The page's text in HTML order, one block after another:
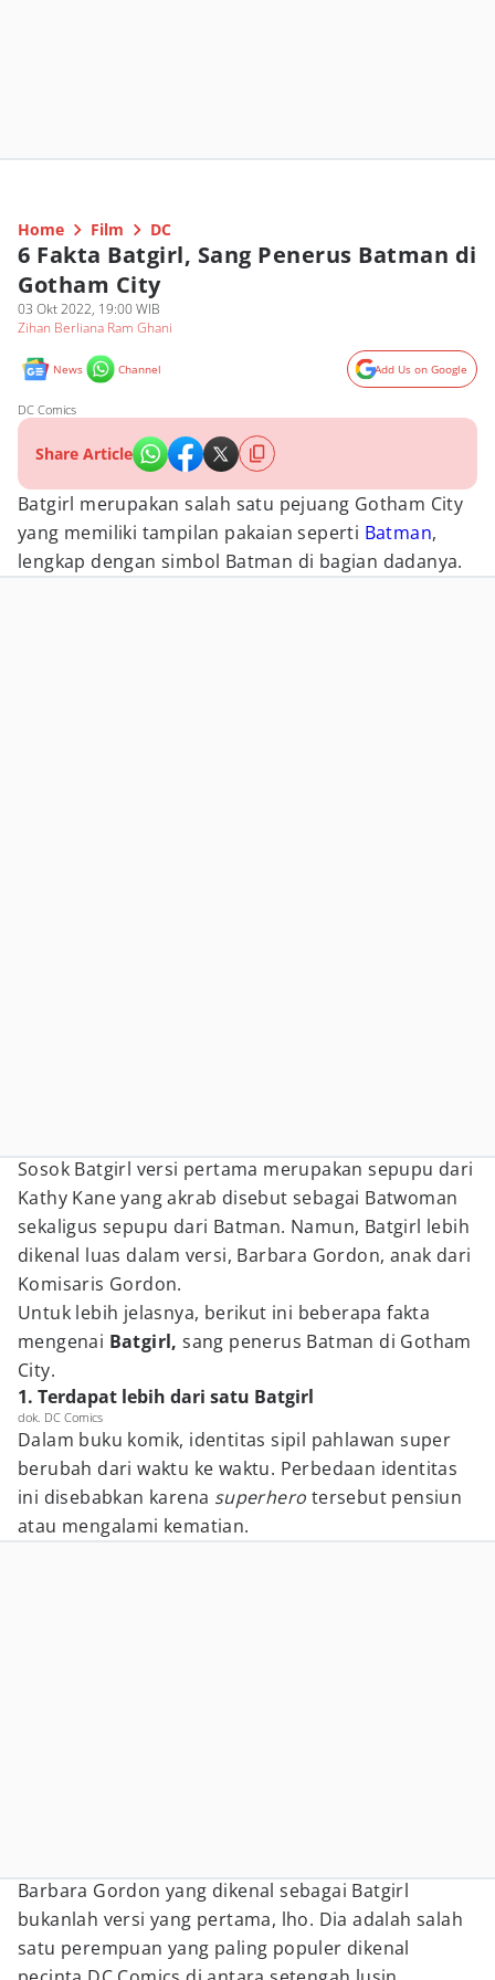
Home Film DC
6 Fakta Batgirl, Sang Penerus Batman di
Gotham City
03 Okt 2022, 19:00 WIB
Zihan Berliana Ram Ghani
News Channel Add Us on Google
DC Comics
Share Article
Batgirl merupakan salah satu pejuang Gotham City
yang memiliki tampilan pakaian seperti Batman,
lengkap dengan simbol Batman di bagian dadanya.
Sosok Batgirl versi pertama merupakan sepupu dari
Kathy Kane yang akrab disebut sebagai Batwoman
sekaligus sepupu dari Batman. Namun, Batgirl lebih
dikenal luas dalam versi, Barbara Gordon, anak dari
Komisaris Gordon.
Untuk lebih jelasnya, berikut ini beberapa fakta
mengenai Batgirl,sang penerus Batman di Gotham
City.
1. Terdapat lebih dari satu Batgirl
dok. DC Comics
Dalam buku komik, identitas sipil pahlawan super
berubah dari waktu ke waktu. Perbedaan identitas
ini disebabkan karena superhero tersebut pensiun
atau mengalami kematian.
Barbara Gordon yang dikenal sebagai Batgirl
bukanlah versi yang pertama, lho. Dia adalah salah
satu perempuan yang paling populer dikenal